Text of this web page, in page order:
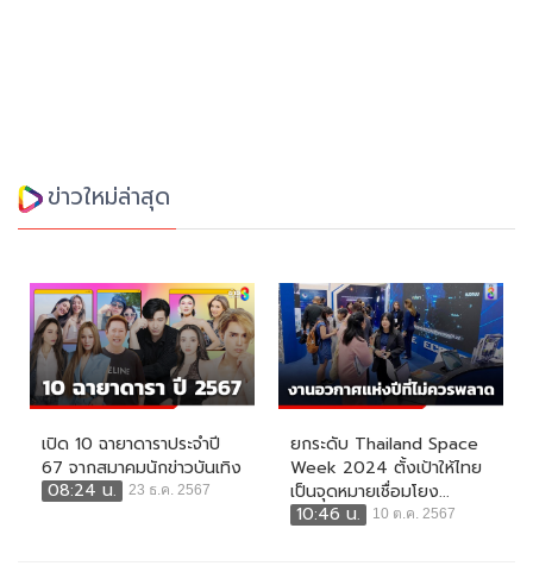
ข่าวใหม่ล่าสุด
เปิด 10 ฉายาดาราประจำปี
67 จากสมาคมนักข่าวบันเทิง
08:24 น.
23 ธ.ค. 2567
ยกระดับ Thailand Space
Week 2024 ตั้งเป้าให้ไทย
เป็นจุดหมายเชื่อมโยง...
10:46 น.
10 ต.ค. 2567